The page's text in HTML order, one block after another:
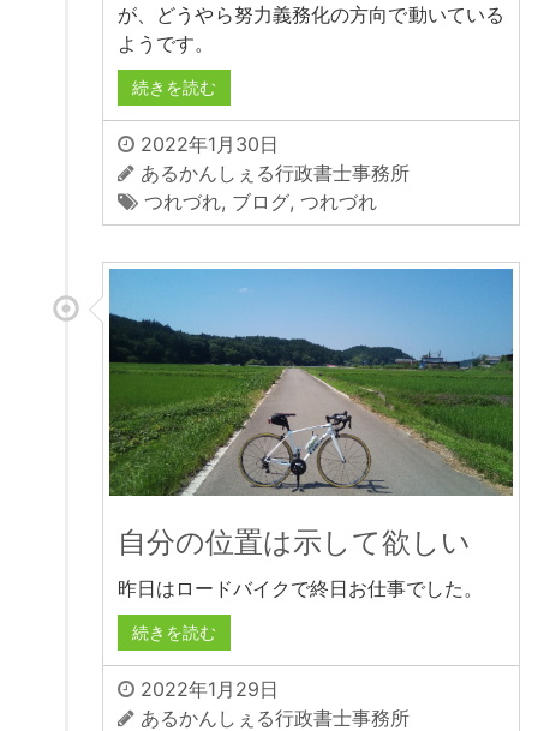
が、どうやら努力義務化の方向で動いている
ようです。
続きを読む
2022年1月30日
あるかんしぇる行政書士事務所
つれづれ, ブログ, つれづれ
自分の位置は示して欲しい
昨日はロードバイクで終日お仕事でした。
続きを読む
2022年1月29日
あるかんしぇる行政書士事務所